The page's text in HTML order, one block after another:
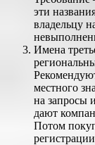
эти
владельцу
Имена
местного
на запросы
дают
Потом